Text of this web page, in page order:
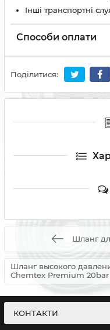
Інші транспортні
Способи оплати
Поділитися:
Шланг
Шланг высокого
Chemtex Premium 20bar
КОНТАКТИ